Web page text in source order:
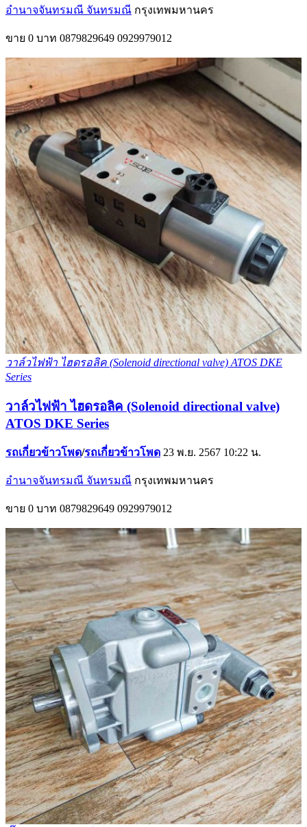
อำนาจจันทรมณี จันทรมณี กรุงเทพมหานคร
ขาย 0 บาท 0879829649 0929979012
วาล์วไฟฟ้า ไฮดรอลิค (Solenoid directional valve) ATOS DKE
Series
วาล์วไฟฟ้า ไฮดรอลิค (Solenoid directional valve)
ATOS DKE Series
รถเกี่ยวข้าวโพด/รถเกี่ยวข้าวโพด 23 พ.ย. 2567 10:22 น.
อำนาจจันทรมณี จันทรมณี กรุงเทพมหานคร
ขาย 0 บาท 0879829649 0929979012